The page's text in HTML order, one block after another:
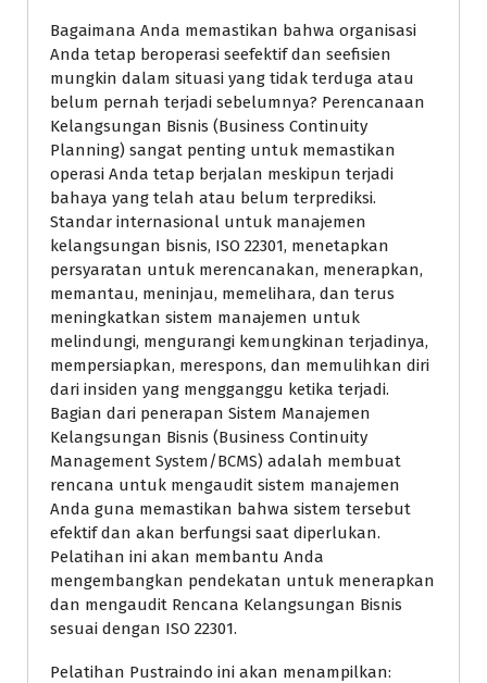
Bagaimana Anda memastikan bahwa organisasi
Anda tetap beroperasi seefektif dan seefisien
mungkin dalam situasi yang tidak terduga atau
belum pernah terjadi sebelumnya? Perencanaan
Kelangsungan Bisnis (Business Continuity
Planning) sangat penting untuk memastikan
operasi Anda tetap berjalan meskipun terjadi
bahaya yang telah atau belum terprediksi.
Standar internasional untuk manajemen
kelangsungan bisnis, ISO 22301, menetapkan
persyaratan untuk merencanakan, menerapkan,
memantau, meninjau, memelihara, dan terus
meningkatkan sistem manajemen untuk
melindungi, mengurangi kemungkinan terjadinya,
mempersiapkan, merespons, dan memulihkan diri
dari insiden yang mengganggu ketika terjadi.
Bagian dari penerapan Sistem Manajemen
Kelangsungan Bisnis (Business Continuity
Management System/BCMS) adalah membuat
rencana untuk mengaudit sistem manajemen
Anda guna memastikan bahwa sistem tersebut
efektif dan akan berfungsi saat diperlukan.
Pelatihan ini akan membantu Anda
mengembangkan pendekatan untuk menerapkan
dan mengaudit Rencana Kelangsungan Bisnis
sesuai dengan ISO 22301.
Pelatihan Pustraindo ini akan menampilkan: